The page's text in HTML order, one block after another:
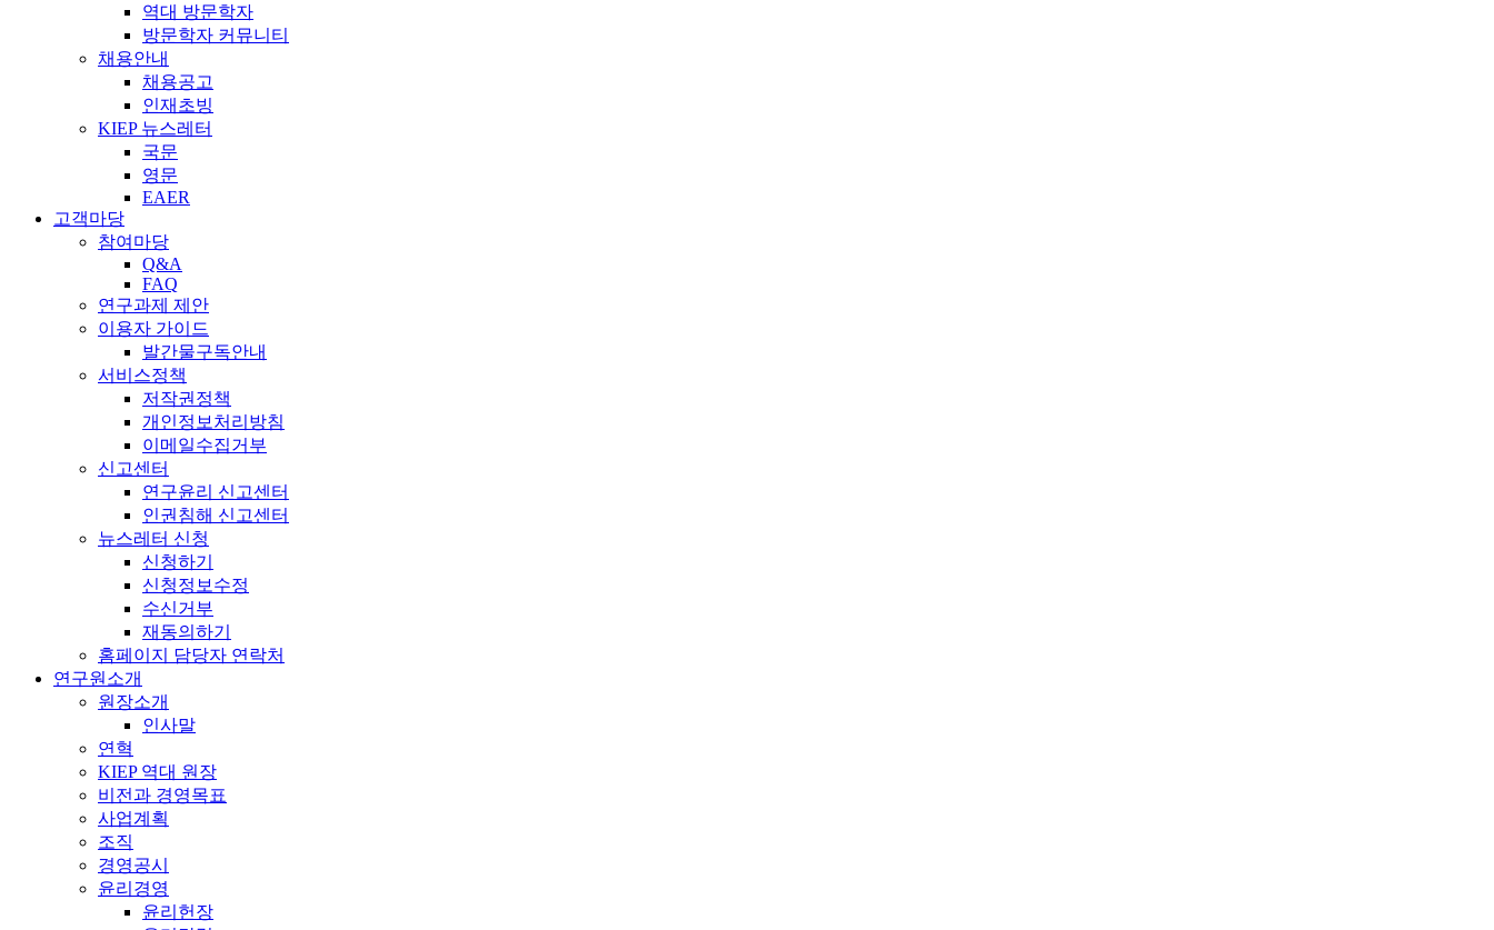
역대 방문학자
방문학자 커뮤니티
채용안내
채용공고
인재초빙
KIEP 뉴스레터
국문
영문
EAER
고객마당
참여마당
Q&A
FAQ
연구과제 제안
이용자 가이드
발간물구독안내
서비스정책
저작권정책
개인정보처리방침
이메일수집거부
신고센터
연구윤리 신고센터
인권침해 신고센터
뉴스레터 신청
신청하기
신청정보수정
수신거부
재동의하기
홈페이지 담당자 연락처
연구원소개
원장소개
인사말
연혁
KIEP 역대 원장
비전과 경영목표
사업계획
조직
경영공시
윤리경영
윤리헌장